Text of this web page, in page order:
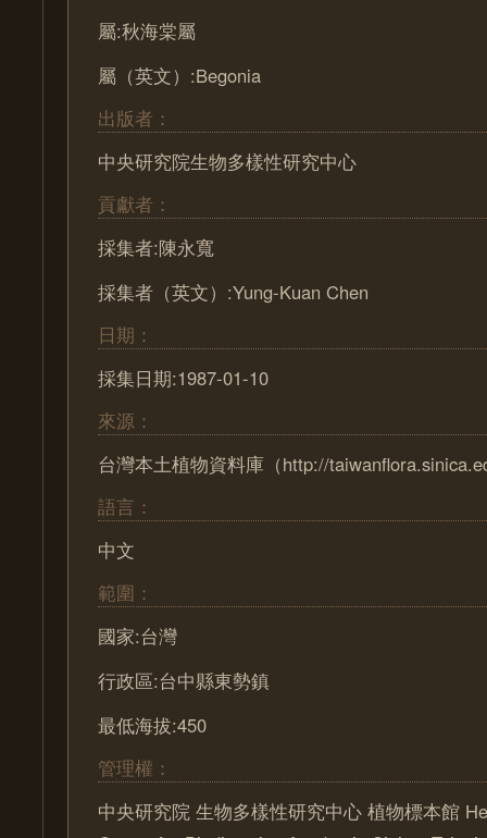
屬:秋海棠屬
屬（英文）:Begonia
出版者：
中央研究院生物多樣性研究中心
貢獻者：
採集者:陳永寬
採集者（英文）:Yung-Kuan Chen
日期：
採集日期:1987-01-10
來源：
台灣本土植物資料庫（http://
語言：
中文
範圍：
國家:台灣
行政區:台中縣東勢鎮
最低海拔:450
管理權：
中央研究院 生物多樣性研究中心 植物標本館